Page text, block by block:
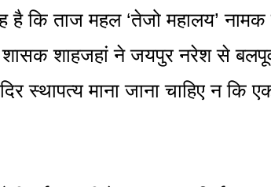
है कि ताज महल ‘तेजो महालय’
शासक शाहजहां ने जयपुर नरेश से
स्थापत्य माना जाना चाहिए न कि